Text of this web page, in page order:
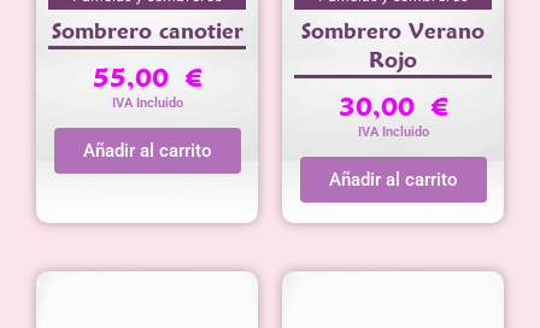
Sombrero canotier
55,00 €
IVA Incluido
Añadir al carrito
Sombrero Verano
Rojo
30,00 €
IVA Incluido
Añadir al carrito